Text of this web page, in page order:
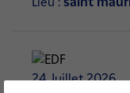
24 Juillet 2026